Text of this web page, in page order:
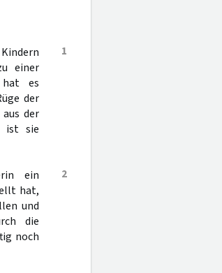
1
einer
hat es
der
der
ist sie
2
ein
hat,
und
die
noch